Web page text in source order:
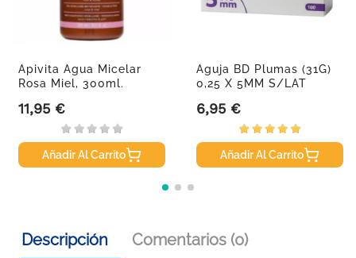
Apivita Agua Micelar
Rosa Miel, 300ml.
Precio
11,95 €
Añadir Al Carrito
Aguja BD Plumas (31G)
0,25 X 5MM S/LAT
Precio
6,95 €
Añadir Al Carrito
Descripción Comentarios (0)